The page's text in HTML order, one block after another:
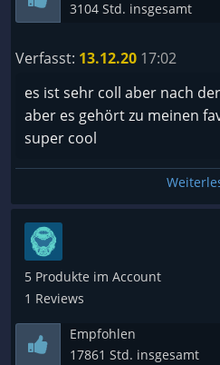
3104 Std. insgesamt
Verfasst: 13.12.20 17:02
es ist sehr coll aber nach
aber es gehört zu meinen
super cool
5 Produkte im Account
1 Reviews
Empfohlen
17861 Std. insgesamt